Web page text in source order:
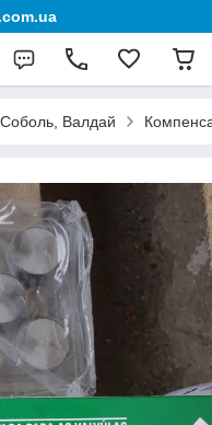
Соболь, Валдай